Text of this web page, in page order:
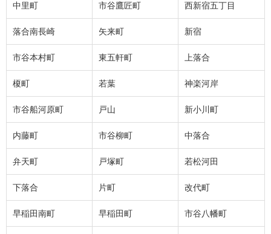
中里町 市谷鷹匠町 西新宿五丁目
落合南長崎 矢来町 新宿
市谷本村町 東五軒町 上落合
榎町 若葉 神楽河岸
市谷船河原町 戸山 新小川町
内藤町 市谷柳町 中落合
弁天町 戸塚町 若松河田
下落合 片町 改代町
早稲田南町 早稲田町 市谷八幡町